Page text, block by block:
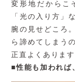
変形地だからこ
「光の入り方」
腕の見せどころ
ら諦めてしまう
正直よくあります
■性能も加われば